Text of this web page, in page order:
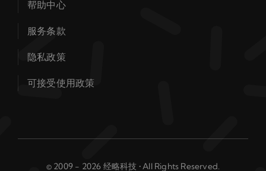
帮助中心
服务条款
隐私政策
可接受使用政策
© 2009 - 2026 经略科技 • All Rights Reserved.